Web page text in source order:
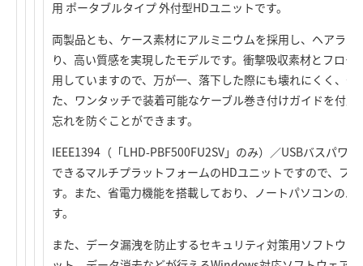
用 ポータブルタイプ 外付型HDユニットです。
両製品とも、ケース素材にアルミニウムを採用し、ヘアラ
り、高い質感を実現したモデルです。衝撃吸収素材とフロ
用していますので、万が一、落下した際にも壊れにくく、
た、ワンタッチで装着可能なケーブル巻き付けガイドを付
忘れを防ぐことができます。
IEEE1394（「LHD-PBF500FU2SV」のみ）／USBバスパワ
できるマルチプラットフォームのHDユニットですので、フ
す。また、省電力機能を搭載しており、ノートパソコンの
す。
また、データ漏洩を防止するセキュリティ対策用ソフトウ